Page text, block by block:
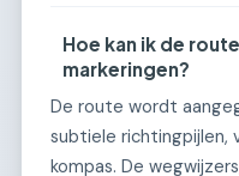
Hoe kan ik de
markeringen?
De route wordt
subtiele richtingpijlen,
kompas. De